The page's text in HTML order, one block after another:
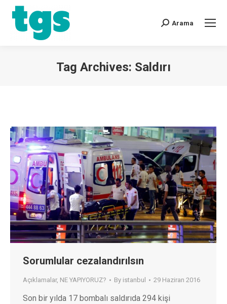
Arama
Tag Archives: Saldırı
Sorumlular cezalandırılsın
Açıklamalar, NE YAPIYORUZ? By istanbul 29 Haziran 2016
Son bir yılda 17 bombalı saldırıda 294 kişi